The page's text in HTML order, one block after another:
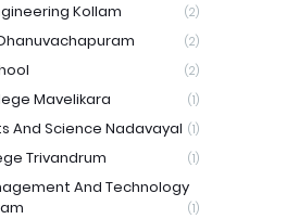
Kollam (2)
(2)
(2)
Mavelikara (1)
And Science Nadavayal (1)
Trivandrum (1)
And Technology
(1)